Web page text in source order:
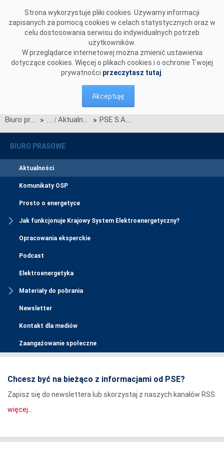
Strona wykorzystuje pliki cookies. Używamy informacji
zapisanych za pomocą cookies w celach statystycznych oraz w
celu dostosowania serwisu do indywidualnych potrzeb
użytkowników.
W przeglądarce internetowej można zmienić ustawienia
dotyczące cookies. Więcej o plikach cookies i o ochronie Twojej
prywatności przeczytasz tutaj
Akceptuję
Biuro prasowe > Aktualności > PSE S.A. podpisały porozumienie z Centrum Operacji Powietrznych – Dowództwem Komponentu Powietrznego oraz Szefostwem Służby Ruchu Lotniczego Sił Zbrojnych RP
BIURO PRASOWE
Aktualności
Komunikaty OSP
Prosto o energetyce
Jak funkcjonuje Krajowy System Elektroenergetyczny?
Opracowania eksperckie
Podcast
Elektroenergetyka
Materiały do pobrania
Newsletter
Kontakt dla mediów
Zaangażowanie społeczne
Chcesz być na bieżąco z informacjami od PSE?
Zapisz się do newslettera lub skorzystaj z naszych kanałów RSS.
więcej...